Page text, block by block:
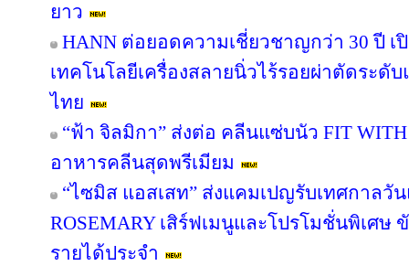
ยาว
HANN ต่อยอดความเชี่ยวชาญกว่า 30 ปี เ
เทคโนโลยีเครื่องสลายนิ่วไร้รอยผ่าตัดระดั
ไทย
“ฟ้า จิลมิกา” ส่งต่อ คลีนแซ่บนัว FIT
อาหารคลีนสุดพรีเมียม
“ไซมิส แอสเสท” ส่งแคมเปญรับเทศกาลวัน
ROSEMARY เสิร์ฟเมนูและโปรโมชั่นพิเศษ
รายได้ประจำ